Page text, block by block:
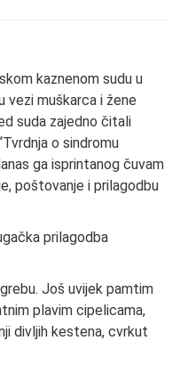
kaznenom sudu u
vezi muškarca i žene
suda zajedno čitali
o sindromu
ga isprintanog čuvam
poštovanje i prilagodbu
prilagodba
Još uvijek pamtim
plavim cipelicama,
divljih kestena, cvrkut